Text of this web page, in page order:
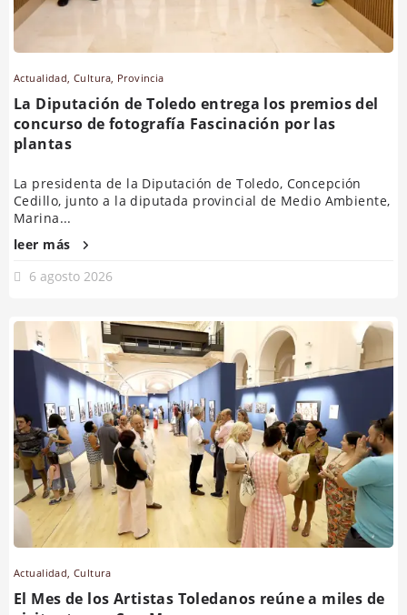
Actualidad,Cultura, Provincia
La Diputación de Toledo entrega los premios del
concurso de fotografía Fascinación por las
plantas
La presidenta de la Diputación de Toledo, Concepción
Cedillo, junto a la diputada provincial de Medio Ambiente,
Marina...
leer más
6 agosto 2026
Actualidad,Cultura
El Mes de los Artistas Toledanos reúne a miles de